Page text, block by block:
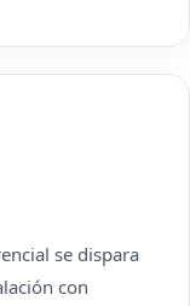
se dispara
con